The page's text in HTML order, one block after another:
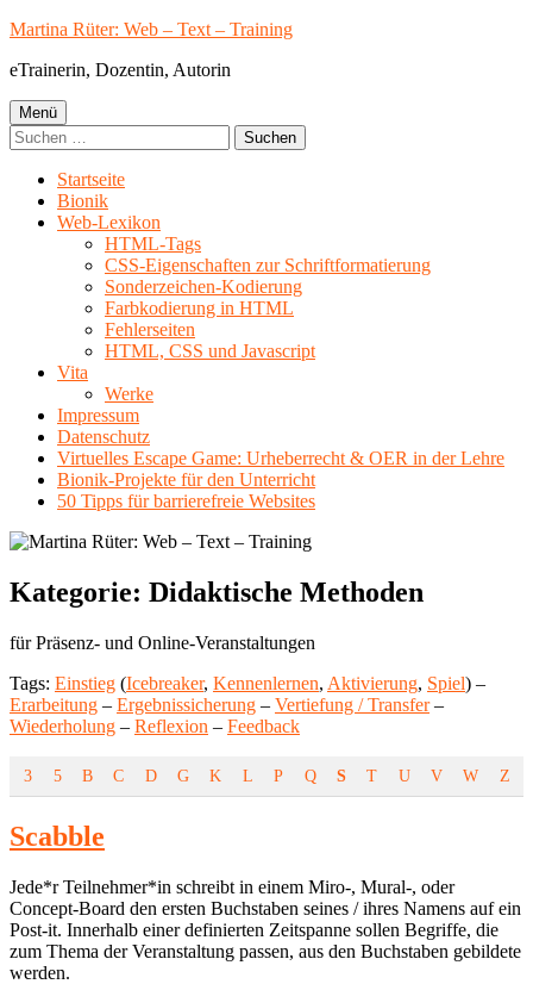
Springe
Inhalt
Martina Rüter: Web – Text – Training
eTrainerin, Dozentin, Autorin
Primäres
Menü
Menü
Suchen
nach:
Startseite
Bionik
Web-Lexikon
HTML-Tags
CSS-Eigenschaften zur Schriftformatierung
Sonderzeichen-Kodierung
Farbkodierung in HTML
Fehlerseiten
HTML, CSS und Javascript
Vita
Werke
Impressum
Datenschutz
Virtuelles Escape Game: Urheberrecht & OER in der Lehre
Bionik-Projekte für den Unterricht
50 Tipps für barrierefreie Websites
Kategorie: Didaktische Methoden
für Präsenz- und Online-Veranstaltungen
Tags: Einstieg (Icebreaker, Kennenlernen, Aktivierung, Spiel) –
Erarbeitung – Ergebnissicherung – Vertiefung / Transfer–
Wiederholung – Reflexion – Feedback
3 5 B C D G K L P Q S T U V W Z
Scabble
Jede*r Teilnehmer*in schreibt in einem Miro-, Mural-, oder
Concept-Board den ersten Buchstaben seines / ihres Namens auf ein
Post-it. Innerhalb einer definierten Zeitspanne sollen Begriffe, die
zum Thema der Veranstaltung passen, aus den Buchstaben gebildete
werden.